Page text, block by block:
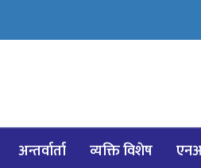
अन्तर्वार्ता व्यक्ति विशेष